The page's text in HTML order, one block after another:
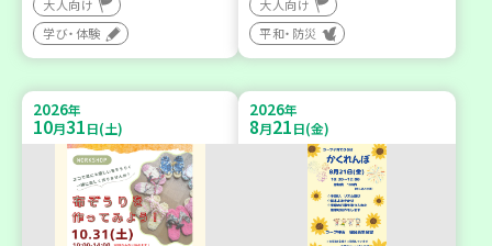
大人向け
学び・体験
大人向け
平和・防災
2026年
10月31日(土)
2026年
8月21日(金)